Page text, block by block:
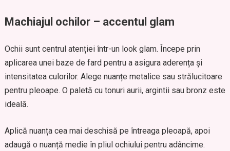
Machiajul ochilor – accentul glam
Ochii sunt centrul atenției într-un look glam. Începe prin
aplicarea unei baze de fard pentru a asigura aderența și
intensitatea culorilor. Alege nuanțe metalice sau strălucitoare
pentru pleoape. O paletă cu tonuri aurii, argintii sau bronz este
ideală.
Aplică nuanța cea mai deschisă pe întreaga pleoapă, apoi
adaugă o nuanță medie în pliul ochiului pentru adâncime.